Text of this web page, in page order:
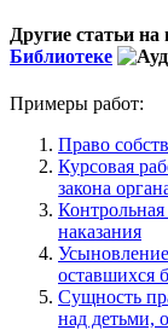
Другие статьи
Библиотеке
Примеры работ:
Право
Курсовая
закона
наказания
оставшихся
Сущность
над детьми,